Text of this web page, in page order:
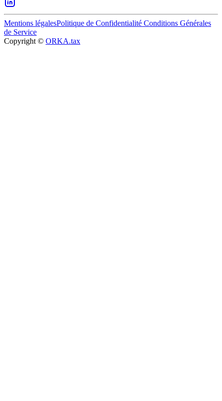
Mentions légalesPolitique de Confidentialité Conditions Générales
de Service
Copyright © ORKA.tax